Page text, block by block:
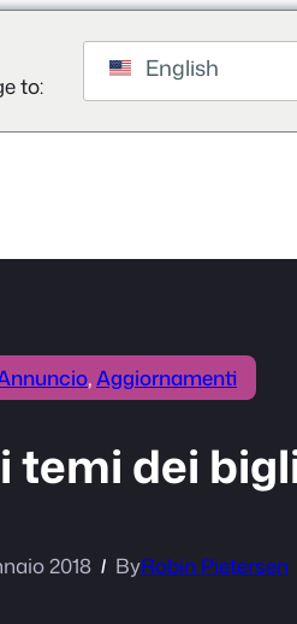
to:
English
, Aggiornamenti
temi dei
2018 ByRobin Pietersen